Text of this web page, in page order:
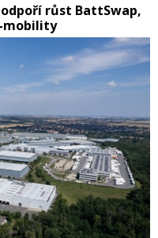
růst BattSwap,
mobility